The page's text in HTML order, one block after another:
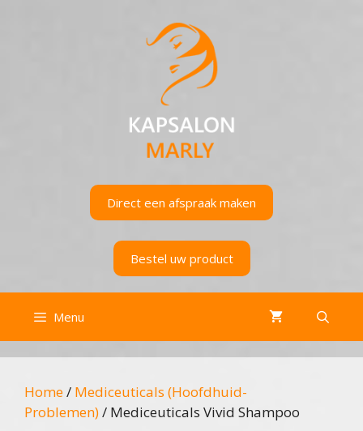
Direct een afspraak maken
Bestel uw product
Menu
Home/ Mediceuticals (Hoofdhuid-
Problemen)/ Mediceuticals Vivid Shampoo